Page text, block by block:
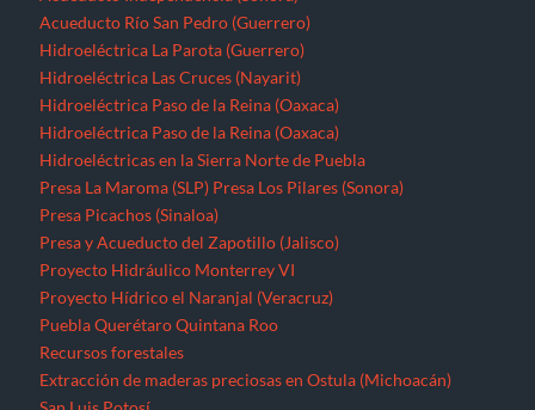
Puebla QuerétaroQuintana Roo
Recursos forestales
Extracción de maderas preciosas en Ostula (Michoacán)
San Luis Potosí
Seminario “El pensamiento crítico frente a la hidra
capitalista”
Sinaloa SonoraTabasco Tamaulipas TlaxcalaTren Maya
VeracruzViolencia contra periodistas
Zonas de Desarrollo Económico y Social (ZODES) Ciudad de
México
Zonas Económicas Especiales
¿Qué es un megaproyecto?
Corredor transístimico
Funciona gracias a WordPress